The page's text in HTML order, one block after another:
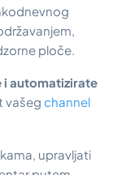
ploče.
i automatizirate
vašeg channel
upravljati